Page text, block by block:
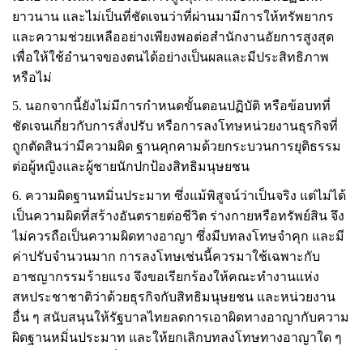
ยาวนาน และไม่เป็นที่ชัดเจนว่าที่ผ่านมามีการให้ทรัพยากร
และความช่วยเหลืออย่างเพียงพอต่อสำนักงานอัยการสูงสุด
เพื่อให้ใช้อำนาจของตนได้อย่างเป็นผลและมีประสิทธิภาพ
หรือไม่
5. นอกจากนี้ยังไม่มีการกำหนดขั้นตอนปฏิบัติ หรือข้อบทที่
ชัดเจนเกี่ยวกับการสั่งปรับ หรือการลงโทษหน่วยงานธุรกิจที่
ถูกตัดสินว่ามีความผิด ฐานคุกคามด้วยกระบวนการยุติธรรม
ต่อผู้หญิงและผู้ชายนักปกป้องสิทธิมนุษยชน
6. ความผิดฐานหมิ่นประมาท ซึ่งแม้พิสูจน์ว่าเป็นจริง แต่ไม่ได้
เป็นความผิดที่สร้างอันตรายต่อชีวิต ร่างกายหรือทรัพย์สิน จึง
ไม่ควรถือเป็นความผิดทางอาญา ซึ่งมีบทลงโทษจำคุก และมี
ค่าปรับจำนวนมาก การลงโทษเช่นนี้ควรมาใช้เฉพาะกับ
อาชญากรรมร้ายแรง จึงขอเรียกร้องให้คณะทำงานแห่ง
สหประชาชาติว่าด้วยธุรกิจกับสิทธิมนุษยชน และหน่วยงาน
อื่น ๆ สนับสนุนให้รัฐบาลไทยลดการเอาผิดทางอาญากับความ
ผิดฐานหมิ่นประมาท และให้ยกเลิกบทลงโทษทางอาญาใด ๆ